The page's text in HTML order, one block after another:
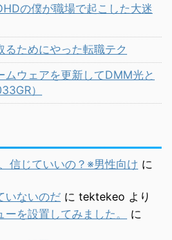
の僕が職場で起こした大迷
ためにやった転職テク
ムウェアを更新してDMM光と
）
信じていいの？※男性向け に
いないのだ に tektekeo より
を設置してみました。
に